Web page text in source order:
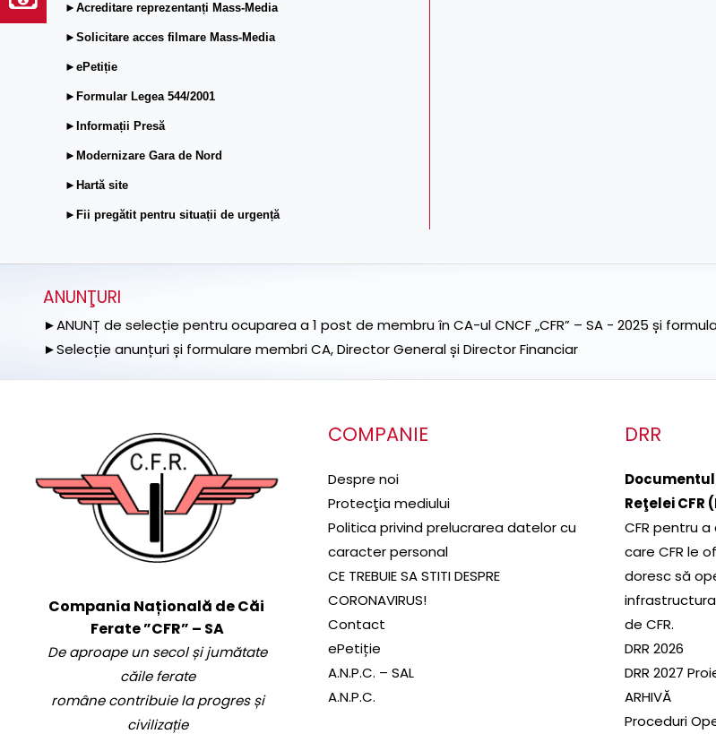
►Acreditare reprezentanți Mass-Media
►Solicitare acces filmare Mass-Media
►ePetiție
►Formular Legea 544/2001
►Informații Presă
►Modernizare Gara de Nord
►Hartă site
►Fii pregătit pentru situații de urgență
ANUNŢURI
►ANUNȚ de selecție pentru ocuparea a 1 post de membru în CA-ul CNCF „CFR” – SA - 2025 și
►Selecție anunțuri și formulare membri CA, Director General și Director Financiar
Compania Națională de Căi
Ferate ”CFR” – SA
De aproape un secol și jumătate
căile ferate
române contribuie la progres și
civilizație
COMPANIE
Despre noi
Protecţia mediului
Politica privind prelucrarea datelor cu
caracter personal
CE TREBUIE SA STITI DESPRE
CORONAVIRUS!
Contact
ePetiție
A.N.P.C. – SAL
A.N.P.C.
DRR
Reţelei CFR
CFR pentru
care CFR le
doresc să
de CFR.
DRR 2026
DRR 2027
ARHIVĂ
Proceduri